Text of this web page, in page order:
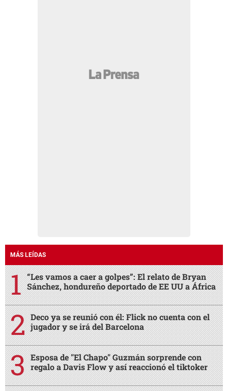
MÁS LEÍDAS
“Les vamos a caer a golpes”: El relato de Bryan
Sánchez, hondureño deportado de EE UU a África
Deco ya se reunió con él: Flick no cuenta con el
jugador y se irá del Barcelona
Esposa de "El Chapo" Guzmán sorprende con
regalo a Davis Flow y así reaccionó el tiktoker